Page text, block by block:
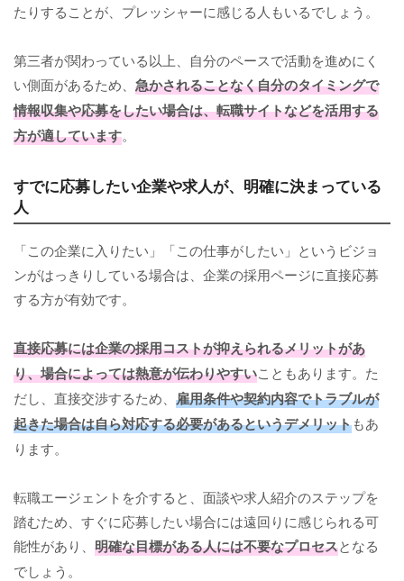
たりすることが、プレッシャーに感じる人もいるでしょう。
第三者が関わっている以上、自分のペースで活動を進めにく
い側面があるため、 急かされることなく自分のタイミングで
情報収集や応募をしたい場合は、転職サイトなどを活用する
方が適しています。
すでに応募したい企業や求人が、明確に決まっている
人
「この企業に入りたい」「この仕事がしたい」というビジョ
ンがはっきりしている場合は、企業の採用ページに直接応募
する方が有効です。
直接応募には企業の採用コストが抑えられるメリットがあ
り、場合によっては熱意が伝わりやすいこともあります。た
だし、直接交渉するため、 雇用条件や契約内容でトラブルが
起きた場合は自ら対応する必要があるというデメリットもあ
ります。
転職エージェントを介すると、面談や求人紹介のステップを
踏むため、すぐに応募したい場合には遠回りに感じられる可
能性があり、 明確な目標がある人には不要なプロセスとなる
でしょう。